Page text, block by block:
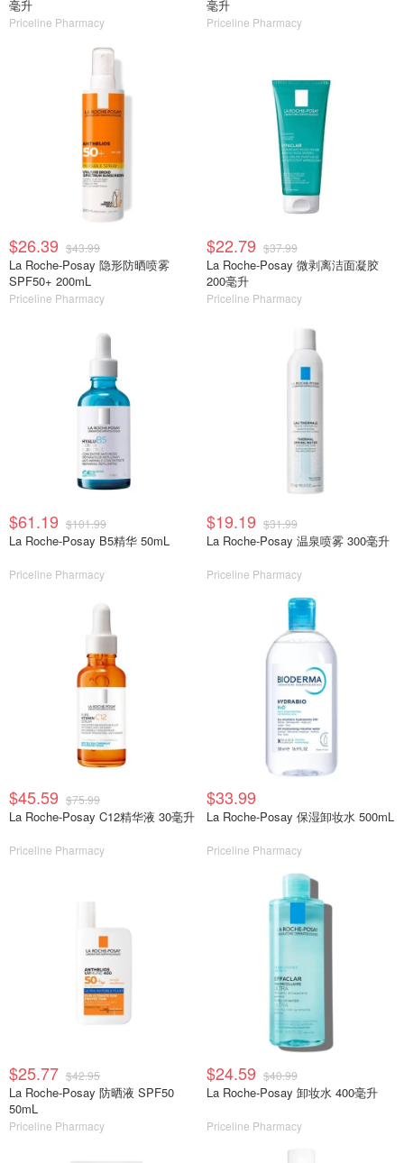
毫升
Priceline Pharmacy
毫升
Priceline Pharmacy
$26.39 $43.99
La Roche-Posay 隐形防晒喷雾
SPF50+ 200mL
Priceline Pharmacy
$22.79 $37.99
La Roche-Posay 微剥离洁面凝胶
200毫升
Priceline Pharmacy
$61.19 $101.99
La Roche-Posay B5精华 50mL
Priceline Pharmacy
$19.19 $31.99
La Roche-Posay 温泉喷雾 300毫升
Priceline Pharmacy
$45.59 $75.99
La Roche-Posay C12精华液 30毫升
Priceline Pharmacy
$33.99
La Roche-Posay 保湿卸妆水 500mL
Priceline Pharmacy
$25.77 $42.95
La Roche-Posay 防晒液 SPF50
50mL
Priceline Pharmacy
$24.59 $40.99
La Roche-Posay 卸妆水 400毫升
Priceline Pharmacy